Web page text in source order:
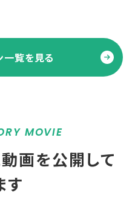
一覧を見る
MOVIE
画を公開して
す